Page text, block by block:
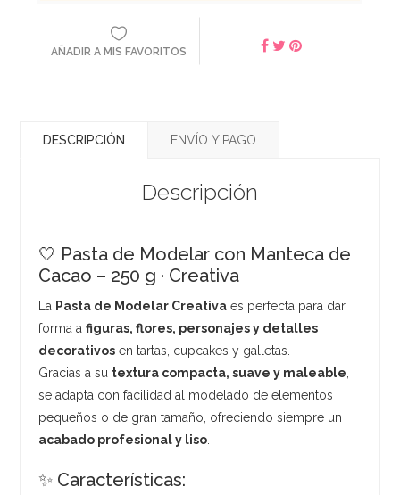
AÑADIR A MIS FAVORITOS
DESCRIPCIÓN ENVÍO Y PAGO
Descripción
🤍 Pasta de Modelar con Manteca de
Cacao – 250 g · Creativa
La Pasta de Modelar Creativa es perfecta para dar
forma afiguras, flores, personajes y detalles
decorativos en tartas, cupcakes y galletas.
Gracias a su textura compacta, suave y maleable
se adapta con facilidad al modelado de elementos
pequeños o de gran tamaño, ofreciendo siempre un
acabado profesional y liso
✨ Características: